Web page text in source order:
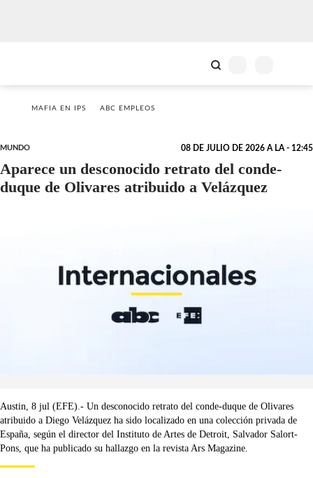
MAFIA EN IPS ABC EMPLEOS
MUNDO 08 DE JULIO DE 2026 A LA - 12:45
Aparece un desconocido retrato del conde-
duque de Olivares atribuido a Velázquez
Austin, 8 jul (EFE).- Un desconocido retrato del conde-duque de Olivares
atribuido a Diego Velázquez ha sido localizado en una colección privada de
España, según el director del Instituto de Artes de Detroit, Salvador Salort-
Pons, que ha publicado su hallazgo en la revista Ars Magazine.